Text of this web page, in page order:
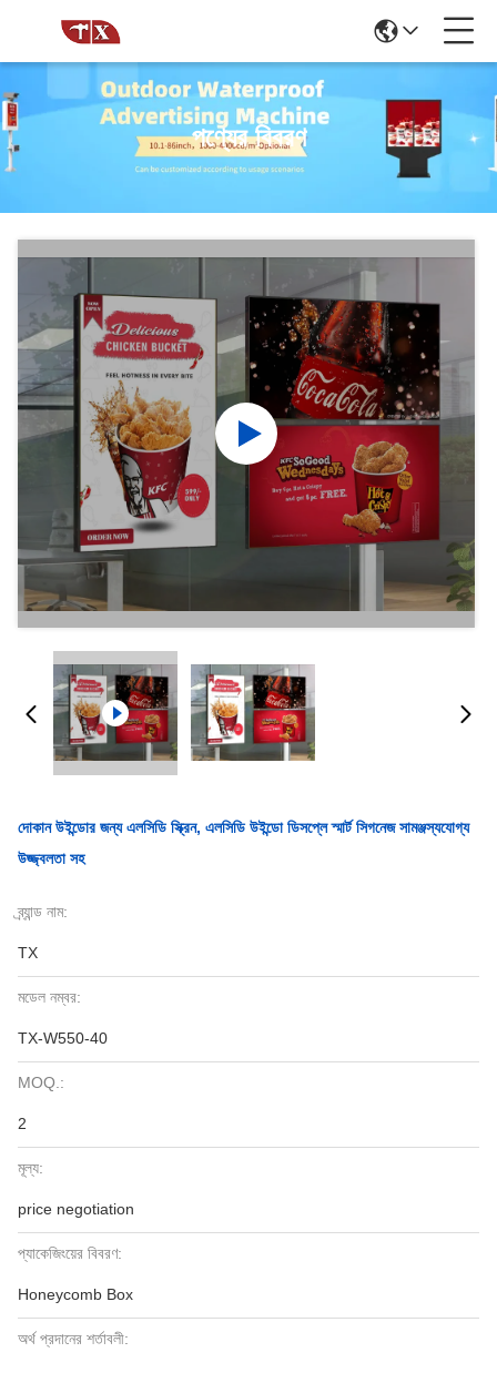
পণ্যের বিবরণ
দোকান উইন্ডোর জন্য এলসিডি স্ক্রিন, এলসিডি উইন্ডো ডিসপ্লে স্মার্ট সিগনেজ সামঞ্জস্যযোগ্য
উজ্জ্বলতা সহ
ব্র্যান্ড নাম:
TX
মডেল নম্বর:
TX-W550-40
MOQ.:
2
মূল্য:
price negotiation
প্যাকেজিংয়ের বিবরণ:
Honeycomb Box
অর্থ প্রদানের শর্তাবলী: